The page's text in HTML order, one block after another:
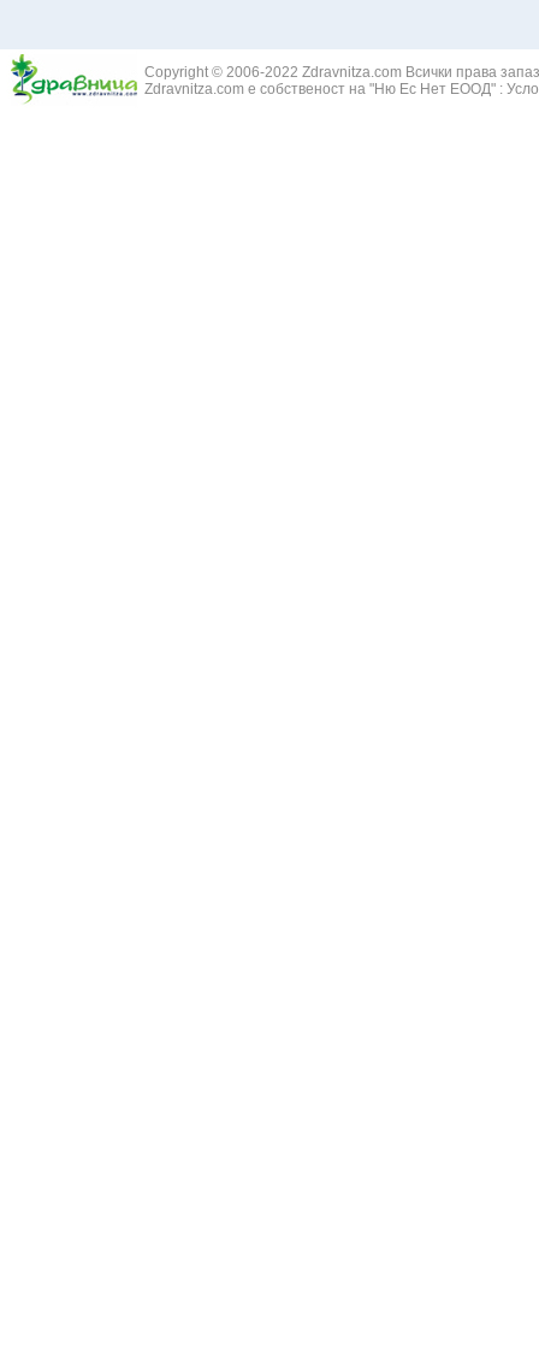
Copyright © 2006-2022 Zdravnitza.com Всички права
Zdravnitza.com е собственост на "Ню Ес Нет ЕООД" :